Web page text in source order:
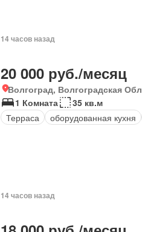
14 часов назад
20 000 руб./месяц
Волгоград, Волгоградская Обл
1 Комната
35 кв.м
Терраса
оборудованная кухня
14 часов назад